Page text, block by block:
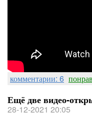
комментарии: 6
Ещё две видео-
28-12-2021 20:05